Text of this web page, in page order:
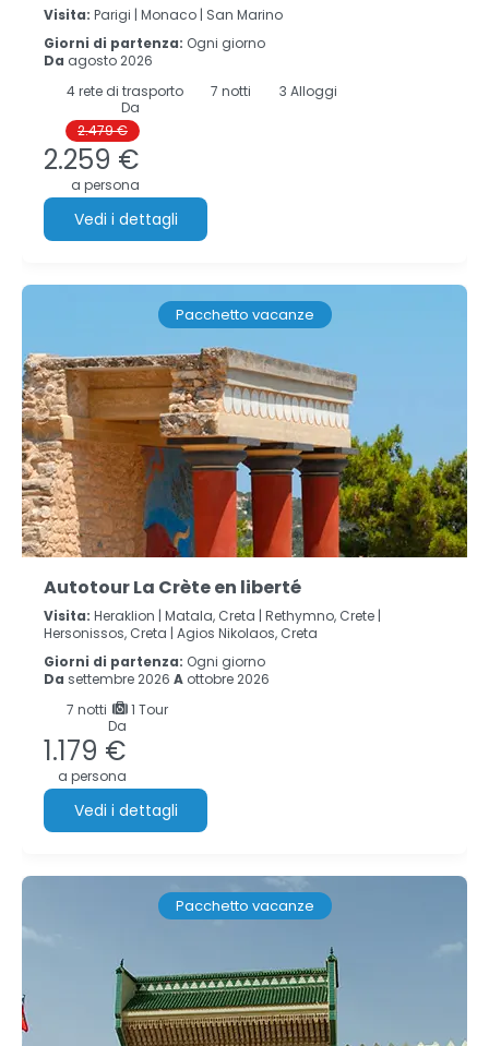
Visita: Parigi | Monaco | San Marino
Giorni di partenza: Ogni giorno
Da agosto 2026
4rete di trasporto 7 notti
3 Alloggi
Da
2.479 €
2.259 €
a persona
Vedi i dettagli
Pacchetto vacanze
Autotour La Crète en liberté
Visita: Heraklion | Matala, Creta | Rethymno, Crete |
Hersonissos, Creta | Agios Nikolaos, Creta
Giorni di partenza: Ogni giorno
Da settembre 2026 A ottobre 2026
7 notti
1 Tour
Da
1.179 €
a persona
Vedi i dettagli
Pacchetto vacanze